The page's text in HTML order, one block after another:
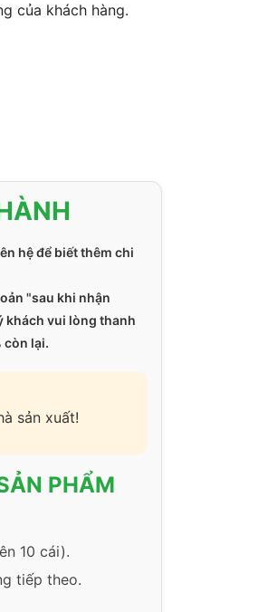
của khách hàng.
hệ để biết thêm chi
"sau khi nhận
khách vui lòng thanh
còn lại.
sản xuất!
PHẨM
10 cái).
tiếp theo.